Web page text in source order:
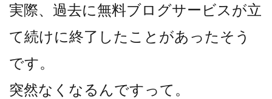
実際、過去に無料ブログサービスが立
て続けに終了したことがあったそう
です。
突然なくなるんですって。